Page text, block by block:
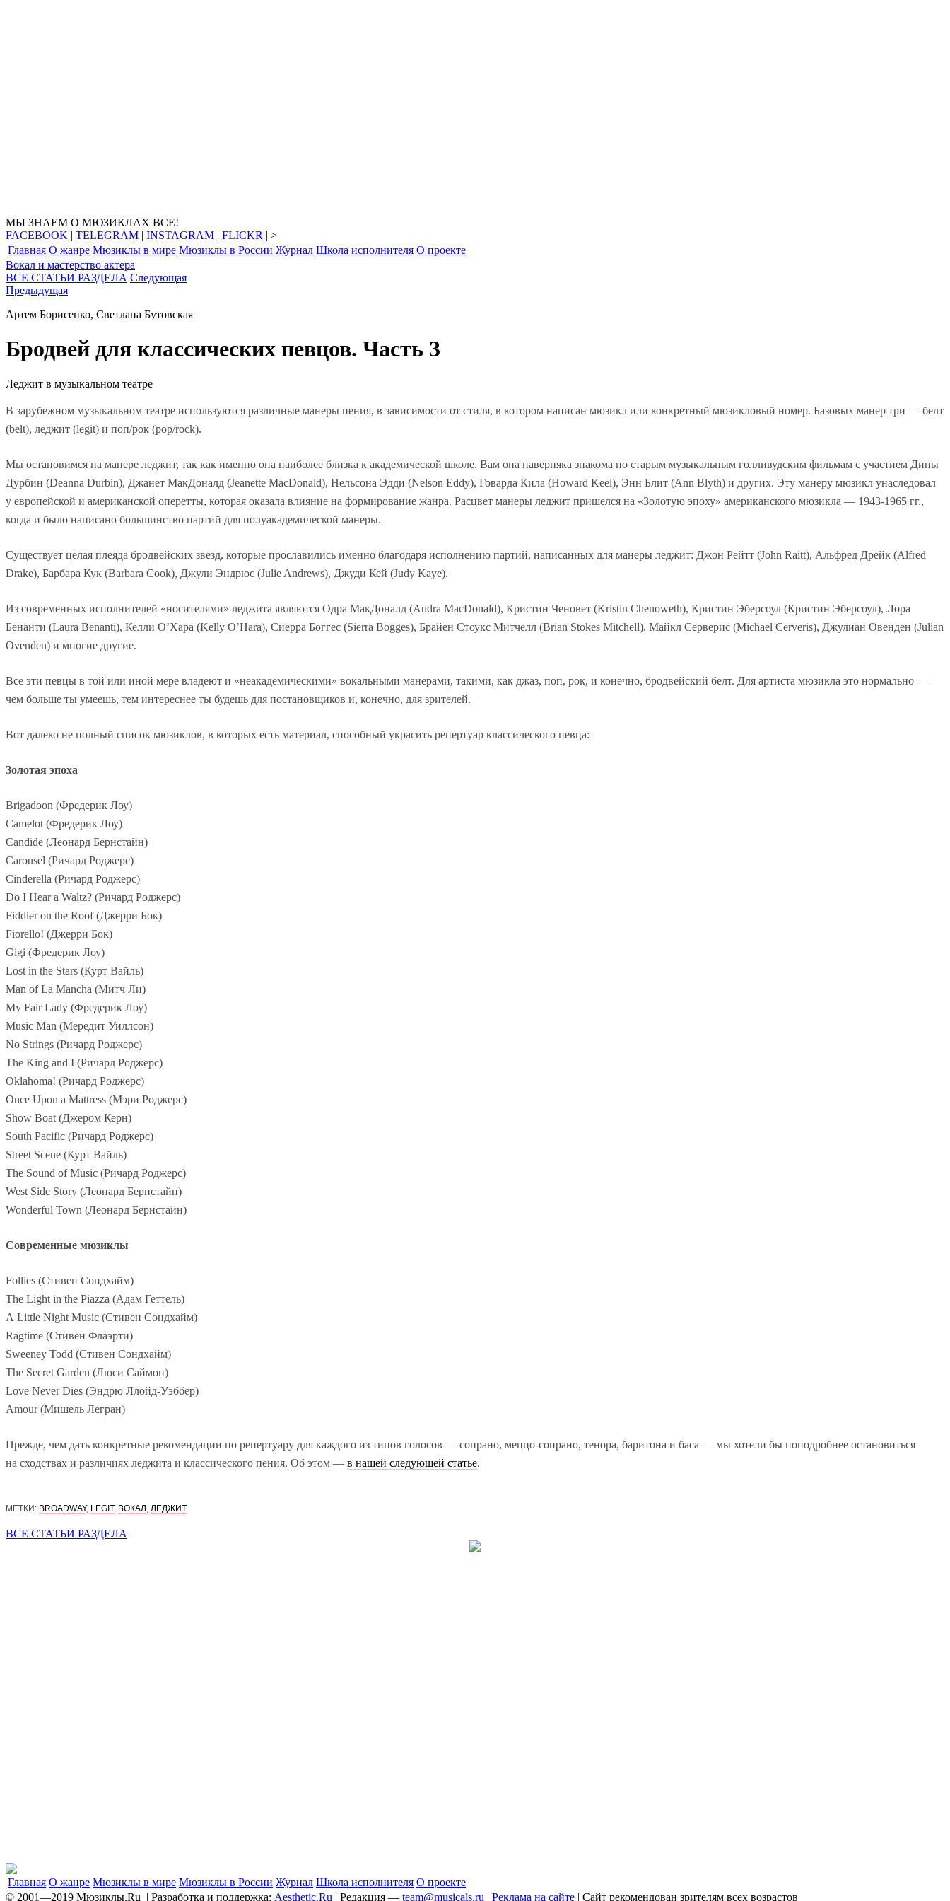
МЫ ЗНАЕМ О МЮЗИКЛАХ ВСЕ!
FACEBOOK | TELEGRAM | INSTAGRAM | FLICKR | >
Главная О жанре Мюзиклы в мире Мюзиклы в России Журнал Школа исполнителя О проекте
Вокал и мастерство актера
ВСЕ СТАТЬИ РАЗДЕЛА Следующая
Предыдущая
Артем Борисенко, Светлана Бутовская
Бродвей для классических певцов. Часть 3
Леджит в музыкальном театре
В зарубежном музыкальном театре используются различные манеры пения, в зависимости от стиля, в котором написан мюзикл или конкретный мюзикловый номер. Базовых манер три — белт
(belt), леджит (legit) и поп/рок (pop/rock).
Мы остановимся на манере леджит, так как именно она наиболее близка к академической школе. Вам она наверняка знакома по старым музыкальным голливудским фильмам с участием Дины
Дурбин (Deanna Durbin), Джанет МакДоналд (Jeanette MacDonald), Нельсона Эдди (Nelson Eddy), Говарда Кила (Howard Keel), Энн Блит (Ann Blyth) и других. Эту манеру мюзикл унаследовал
у европейской и американской оперетты, которая оказала влияние на формирование жанра. Расцвет манеры леджит пришелся на «Золотую эпоху» американского мюзикла — 1943-1965 гг.,
когда и было написано большинство партий для полуакадемической манеры.
Существует целая плеяда бродвейских звезд, которые прославились именно благодаря исполнению партий, написанных для манеры леджит: Джон Рейтт (John Raitt), Альфред Дрейк (Alfred
Drake), Барбара Кук (Barbara Cook), Джули Эндрюс (Julie Andrews), Джуди Кей (Judy Kaye).
Из современных исполнителей «носителями» леджита являются Одра МакДоналд (Audra MacDonald), Кристин Ченовет (Kristin Chenoweth), Кристин Эберсоул (Кристин Эберсоул), Лора
Бенанти (Laura Benanti), Келли О’Хара (Kelly O’Hara), Сиерра Боггес (Sierra Bogges), Брайен Стоукс Митчелл (Brian Stokes Mitchell), Майкл Серверис (Michael Cerveris), Джулиан Овенден (Julian
Ovenden) и многие другие.
Все эти певцы в той или иной мере владеют и «неакадемическими» вокальными манерами, такими, как джаз, поп, рок, и конечно, бродвейский белт. Для артиста мюзикла это нормально —
чем больше ты умеешь, тем интереснее ты будешь для постановщиков и, конечно, для зрителей.
Вот далеко не полный список мюзиклов, в которых есть материал, способный украсить репертуар классического певца:
Золотая эпоха
Brigadoon (Фредерик Лоу)
Camelot (Фредерик Лоу)
Candide (Леонард Бернстайн)
Carousel (Ричард Роджерс)
Cinderella (Ричард Роджерс)
Do I Hear a Waltz? (Ричард Роджерс)
Fiddler on the Roof (Джерри Бок)
Fiorello! (Джерри Бок)
Gigi (Фредерик Лоу)
Lost in the Stars (Курт Вайль)
Man of La Mancha (Митч Ли)
My Fair Lady (Фредерик Лоу)
Music Man (Мередит Уиллсон)
No Strings (Ричард Роджерс)
The King and I (Ричард Роджерс)
Oklahoma! (Ричард Роджерс)
Once Upon a Mattress (Мэри Роджерс)
Show Boat (Джером Керн)
South Pacific (Ричард Роджерс)
Street Scene (Курт Вайль)
The Sound of Music (Ричард Роджерс)
West Side Story (Леонард Бернстайн)
Wonderful Town (Леонард Бернстайн)
Современные мюзиклы
Follies (Стивен Сондхайм)
The Light in the Piazza (Адам Геттель)
A Little Night Music (Стивен Сондхайм)
Ragtime (Стивен Флаэрти)
Sweeney Todd (Стивен Сондхайм)
The Secret Garden (Люси Саймон)
Love Never Dies (Эндрю Ллойд-Уэббер)
Amour (Мишель Легран)
Прежде, чем дать конкретные рекомендации по репертуару для каждого из типов голосов — сопрано, меццо-сопрано, тенора, баритона и баса — мы хотели бы поподробнее остановиться
на сходствах и различиях леджита и классического пения. Об этом — в нашей следующей статье.
МЕТКИ: BROADWAY, LEGIT, ВОКАЛ, ЛЕДЖИТ
ВСЕ СТАТЬИ РАЗДЕЛА
Главная О жанре Мюзиклы в мире Мюзиклы в России Журнал Школа исполнителя О проекте
© 2001—2019 Мюзиклы.Ru | Разработка и поддержка: Aesthetic.Ru | Редакция — team@musicals.ru | Реклама на сайте | Сайт рекомендован зрителям всех возрастов